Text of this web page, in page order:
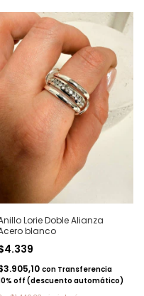
Lorie Doble Alianza
blanco
con Transferencia
off (descuento automático)